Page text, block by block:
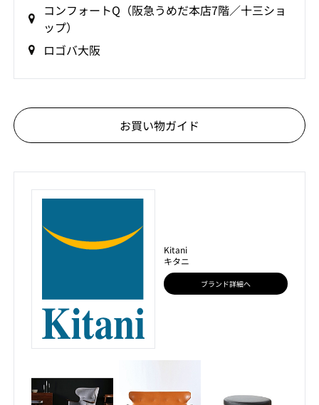
コンフォートQ（阪急うめだ本店7階／十三ショ
ップ）
ロゴバ大阪
お買い物ガイド
Kitani
キタニ
ブランド詳細へ